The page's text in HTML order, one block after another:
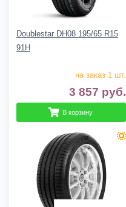
Doublestar DH08 195/65 R15
91H
на заказ 1 шт.
3 857 руб.
В корзину